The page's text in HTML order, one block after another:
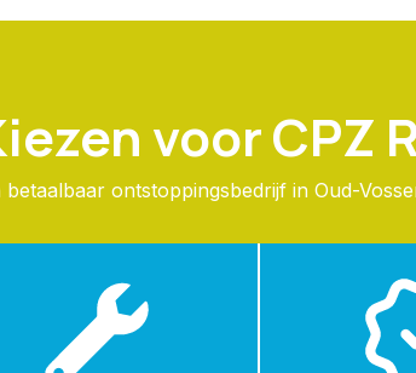
voor CPZ
ontstoppingsbedrijf in Oud-